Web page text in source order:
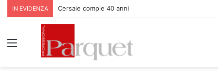
IN EVIDENZA Parquet Bauwerk all’Apfelhotel Torgglerhof in Val